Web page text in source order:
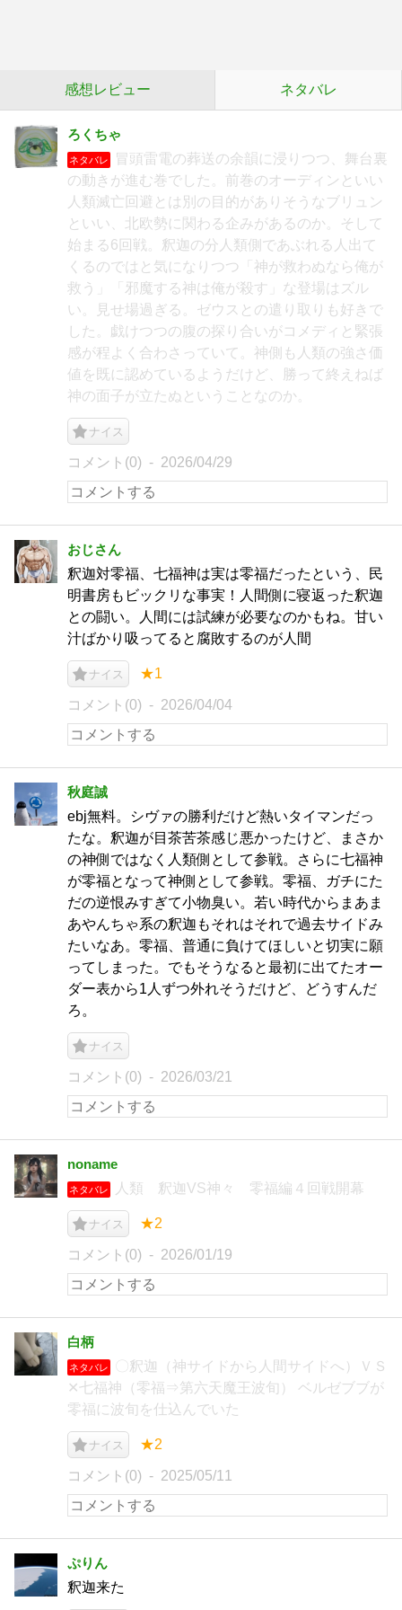
感想レビュー ネタバレ
ろくちゃ
ネタバレ
冒頭雷電の葬送の余韻に浸りつつ、舞台裏
の動きが進む巻でした。前巻のオーディンといい
人類滅亡回避とは別の目的がありそうなブリュン
といい、北欧勢に関わる企みがあるのか。そして
始まる6回戦。釈迦の分人類側であぶれる人出て
くるのではと気になりつつ「神が救わぬなら俺が
救う」「邪魔する神は俺が殺す」な登場はズル
い。見せ場過ぎる。ゼウスとの遣り取りも好きで
した。戯けつつの腹の探り合いがコメディと緊張
感が程よく合わさっていて。神側も人類の強さ価
値を既に認めているようだけど、勝って終えねば
神の面子が立たぬということなのか。
ナイス
コメント(0) 2026/04/29
おじさん
釈迦対零福、七福神は実は零福だったという、民
明書房もビックリな事実！人間側に寝返った釈迦
との闘い。人間には試練が必要なのかもね。甘い
汁ばかり吸ってると腐敗するのが人間
ナイス ★1
コメント(0) 2026/04/04
秋庭誠
ebj無料。シヴァの勝利だけど熱いタイマンだっ
たな。釈迦が目茶苦茶感じ悪かったけど、まさか
の神側ではなく人類側として参戦。さらに七福神
が零福となって神側として参戦。零福、ガチにた
だの逆恨みすぎて小物臭い。若い時代からまあま
あやんちゃ系の釈迦もそれはそれで過去サイドみ
たいなあ。零福、普通に負けてほしいと切実に願
ってしまった。でもそうなると最初に出てたオー
ダー表から1人ずつ外れそうだけど、どうすんだ
ろ。
ナイス
コメント(0) 2026/03/21
noname
ネタバレ 人類 釈迦VS神々 零福編４回戦開幕
ナイス ★2
コメント(0) 2026/01/19
白柄
ネタバレ
〇釈迦（神サイドから人間サイドへ）ＶＳ‪
✕‬七福神（零福⇒第六天魔王波旬） ベルゼブブが
零福に波旬を仕込んでいた
ナイス ★2
コメント(0) 2025/05/11
ぷりん
釈迦来た